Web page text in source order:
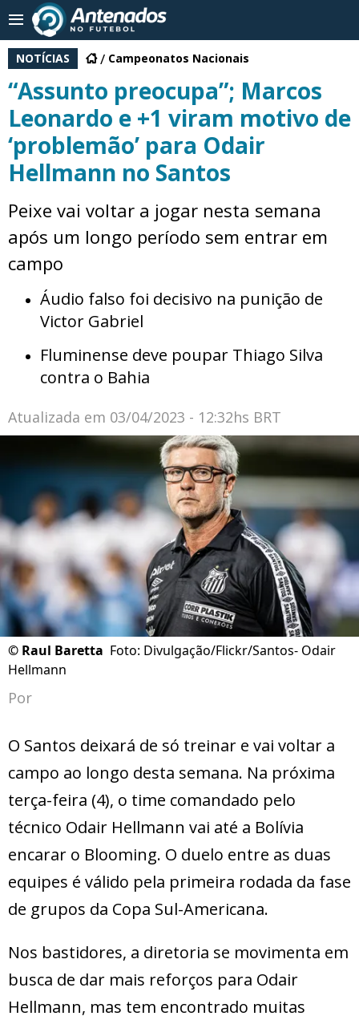
NOTÍCIAS Campeonatos Nacionais
“Assunto preocupa”; Marcos
Leonardo e +1 viram motivo de
‘problemão’ para Odair
Hellmann no Santos
Peixe vai voltar a jogar nesta semana
após um longo período sem entrar em
campo
Áudio falso foi decisivo na punição de
Victor Gabriel
Fluminense deve poupar Thiago Silva
contra o Bahia
Atualizada em 03/04/2023 - 12:32hs BRT
© Raul Baretta Foto: Divulgação/Flickr/Santos- Odair
Hellmann
Por
O Santos deixará de só treinar e vai voltar a
campo ao longo desta semana. Na próxima
terça-feira (4), o time comandado pelo
técnico Odair Hellmann vai até a Bolívia
encarar o Blooming. O duelo entre as duas
equipes é válido pela primeira rodada da fase
de grupos da Copa Sul-Americana.
Nos bastidores, a diretoria se movimenta em
busca de dar mais reforços para Odair
Hellmann, mas tem encontrado muitas